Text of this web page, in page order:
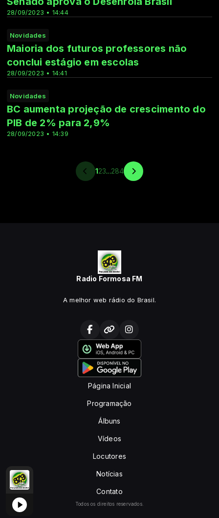
SUPER HITS com AUTOMÁTICO
28/09/2023 • 14:44
Novidades
28/09/2023 • 14:41
Maioria dos futuros professores não
conclui estágio em escolas
Novidades
28/09/2023 • 14:39
BC aumenta projeção de crescimento do
PIB de 2% para 2,9%
123...284
Radio Formosa FM
A melhor web rádio do Brasil.
Página Inicial
Programação
Álbuns
Vídeos
Locutores
Notícias
Contato
Todos os direitos reservados.